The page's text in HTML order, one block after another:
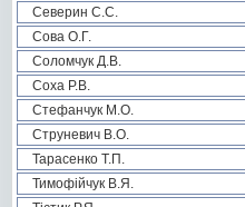
Северин С.С.
Сова О.Г.
Соломчук Д.В.
Соха Р.В.
Стефанчук М.О.
Струневич В.О.
Тарасенко Т.П.
Тимофійчук В.Я.